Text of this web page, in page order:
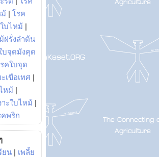
| โรค
บไหม้ |
ฝรั่งลำต้น
บจุดมังคุด
คใบจุด
เขือเทศ |
หม้ |
าะใบไหม้ |
คพริก
ยน | เพลี้ย